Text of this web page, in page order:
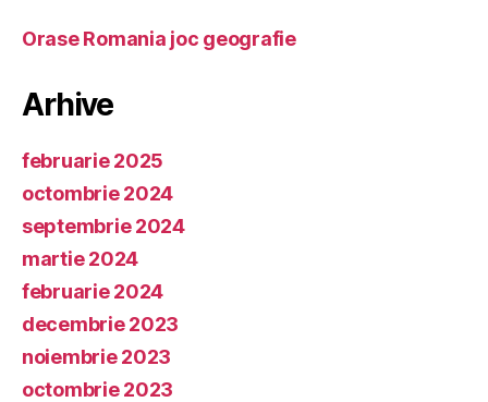
Orase Romania joc geografie
Arhive
februarie 2025
octombrie 2024
septembrie 2024
martie 2024
februarie 2024
decembrie 2023
noiembrie 2023
octombrie 2023